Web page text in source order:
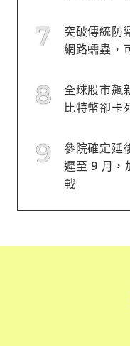
突破傳統防
網路蠕蟲，
全球股市飆
比特幣卻卡
參院確定延
遲至 9 月，
戰